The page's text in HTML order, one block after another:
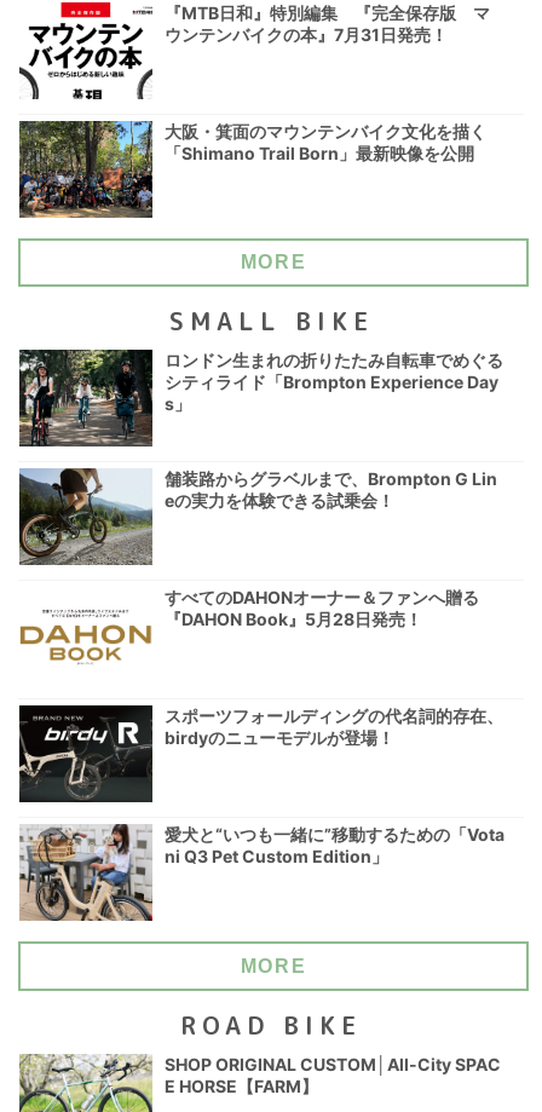
『MTB日和』特別編集 『完全保存版 マ
ウンテンバイクの本』7月31日発売！
大阪・箕面のマウンテンバイク文化を描く
「Shimano Trail Born」最新映像を公開
MORE
SMALL BIKE
ロンドン生まれの折りたたみ自転車でめぐる
シティライド「Brompton Experience Day
s」
舗装路からグラベルまで、Brompton G Lin
eの実力を体験できる試乗会！
すべてのDAHONオーナー＆ファンへ贈る
『DAHON Book』5月28日発売！
スポーツフォールディングの代名詞的存在、
birdyのニューモデルが登場！
愛犬と“いつも一緒に”移動するための「Vota
ni Q3 Pet Custom Edition」
MORE
ROAD BIKE
SHOP ORIGINAL CUSTOM│All-City SPAC
E HORSE【FARM】